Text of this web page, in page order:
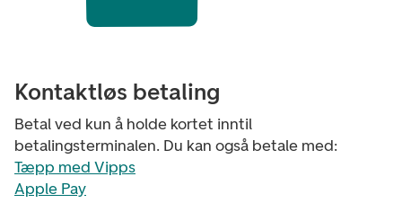
Kontaktløs betaling
Betal ved kun å holde kortet inntil
betalingsterminalen. Du kan også betale med:
Tæpp med Vipps
Apple Pay